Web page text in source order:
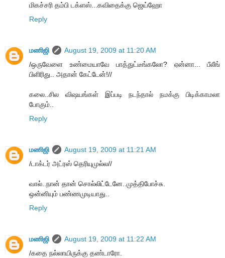
மிகச்சரி தம்பி டக்ளஸ்...கவிதைக்கு ஜெய்ஹோ
Reply
மணிஜி
August 19, 2009 at 11:20 AM
/ஒருவேளை உண்மையாவே பாத்துட்டீங்கலோ? ஏன்னா... பீலீங்
பிளிரிது.. அதான் கேட்டேன்!//
கலை..சில விஷயங்கள் இப்படி நடந்தால் நமக்கு பிடிக்காமலா
போகும்..
Reply
மணிஜி
August 19, 2009 at 11:21 AM
/டாக்டர் அட்ரஸ் தெரியுமுல்ல//
வால்..நான் தான் சொல்லிட்டேனே..முத்திபோச்சு.
ஒன்னியும் பண்ணமுடியாது..
Reply
மணிஜி
August 19, 2009 at 11:22 AM
/கதை நல்லாயிருக்கு தண்டாரோ.